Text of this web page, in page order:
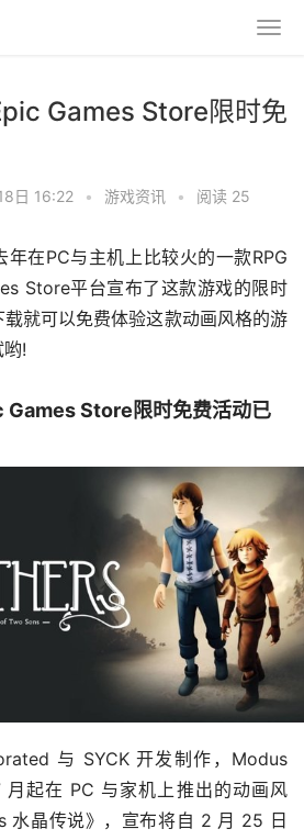
Games Store限时免
日 16:22 • 游戏资讯 • 阅读 25
年在PC与主机上比较火的一款RPG
Store平台宣布了这款游戏的限时
就可以免费体验这款动画风格的游
!
Games Store限时免费活动已
与 SYCK 开发制作，Modus
起在 PC 与家机上推出的动画风
水晶传说》，宣布将自 2 月 25 日